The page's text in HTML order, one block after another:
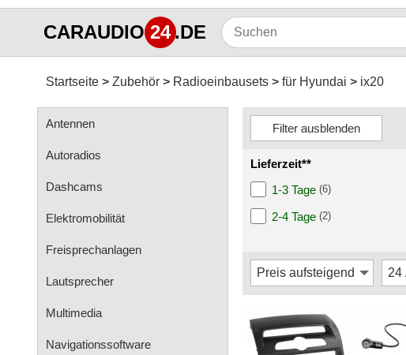
CARAUDIO 24.DE
Startseite Zubehör Radioeinbausets für Hyundai ix20
Antennen
Autoradios
Dashcams
Elektromobilität
Freisprechanlagen
Lautsprecher
Multimedia
Navigationssoftware
Lieferzeit**
1-3 Tage (6)
2-4 Tage (2)